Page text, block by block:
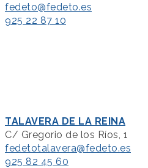
fedeto@fedeto.es
925 22 87 10
TALAVERA DE LA REINA
C/ Gregorio de los Ríos, 1
fedetotalavera@fedeto.es
925 82 45 60